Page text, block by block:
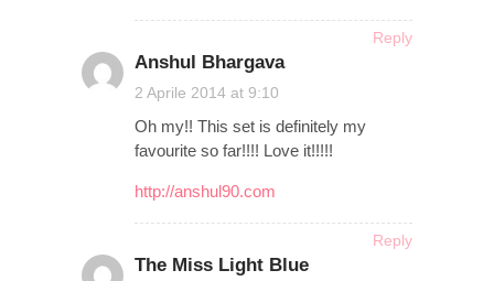
Reply
Anshul Bhargava
2 Aprile 2014 at 9:10
Oh my!! This set is definitely my
favourite so far!!!! Love it!!!!!
http://anshul90.com
Reply
The Miss Light Blue